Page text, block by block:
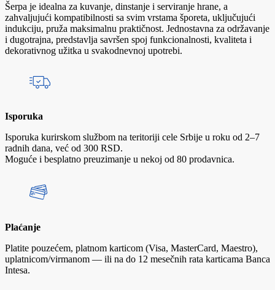
Šerpa je idealna za kuvanje, dinstanje i serviranje hrane, a
zahvaljujući kompatibilnosti sa svim vrstama šporeta, uključujući
indukciju, pruža maksimalnu praktičnost. Jednostavna za održavanje
i dugotrajna, predstavlja savršen spoj funkcionalnosti, kvaliteta i
dekorativnog užitka u svakodnevnoj upotrebi.
Isporuka
Isporuka kurirskom službom na teritoriji cele Srbije u roku od 2–7
radnih dana, već od 300 RSD.
Moguće i besplatno preuzimanje u nekoj od 80 prodavnica.
Plaćanje
Platite pouzećem, platnom karticom (Visa, MasterCard, Maestro),
uplatnicom/virmanom — ili na do 12 mesečnih rata karticama Banca
Intesa.